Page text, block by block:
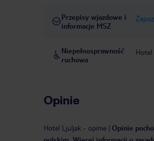
Przepisy wjazdowe i
informacje MSZ
Niepełnosprawność
ruchowa
Hotel
Opinie
Hotel Ljuljak - opinie | Opinie